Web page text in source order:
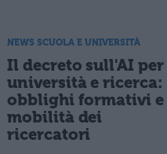
NEWS SCUOLA E UNIVERSITÀ
Il decreto sull'AI per
università e ricerca:
obblighi formativi e
mobilità dei
ricercatori